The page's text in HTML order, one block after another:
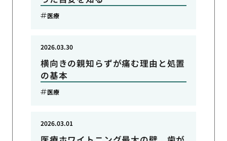
医療
横向きの親知らずが痛む理由と処置
の基本
2026.03.30
医療
2026.03.01